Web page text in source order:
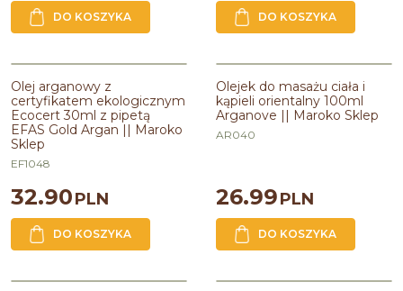
DO KOSZYKA DO KOSZYKA
Olej arganowy z certyfikatem
ekologicznym Ecocert 30ml z
pipetą EFAS Gold Argan || Maroko
Sklep
Pojemność 30ml
Olej arganowy z
certyfikatem ekologicznym
Ecocert 30ml z pipetą
EFAS Gold Argan || Maroko
Sklep
EF1048
32.90PLN
DO KOSZYKA
Olejek do masażu ciała i kąpieli
orientalny 100ml Arganove ||
Maroko Sklep
Linia: BODY CARE
Zawiera olej
Olejek do masażu ciała i
kąpieli orientalny 100ml
Arganove || Maroko Sklep
AR040
26.99PLN
DO KOSZYKA
Olejek do opalania z olejem
Bioaktywne serum regenerujące z